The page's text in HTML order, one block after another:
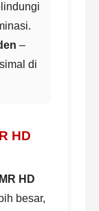
–
di
HD
HD
besar,